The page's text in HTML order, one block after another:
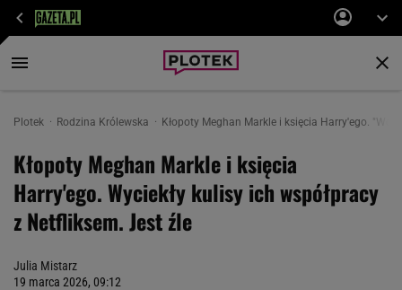
Plotek Rodzina Królewska Kłopoty Meghan Markle i księcia Harry'ego.
Kłopoty Meghan Markle i księcia
Harry'ego. Wyciekły kulisy ich współpracy
z Netfliksem. Jest źle
Julia Mistarz
19 marca 2026, 09:12